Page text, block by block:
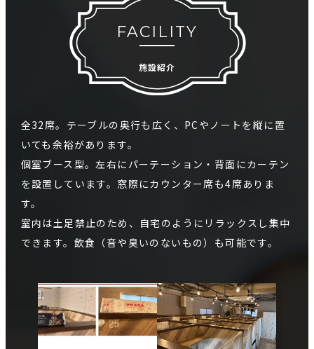
FACILITY
施設紹介
全32席。テーブルの奥行も広く、PCやノートを縦に置
いても余裕があります。
個室ブース型。左右にパーテーション・背面にカーテン
を設置しています。窓際にカウンター席も4席ありま
す。
室内は土足禁止のため、自宅のようにリラックスし集中
できます。飲食（音や臭いのないもの）も可能です。